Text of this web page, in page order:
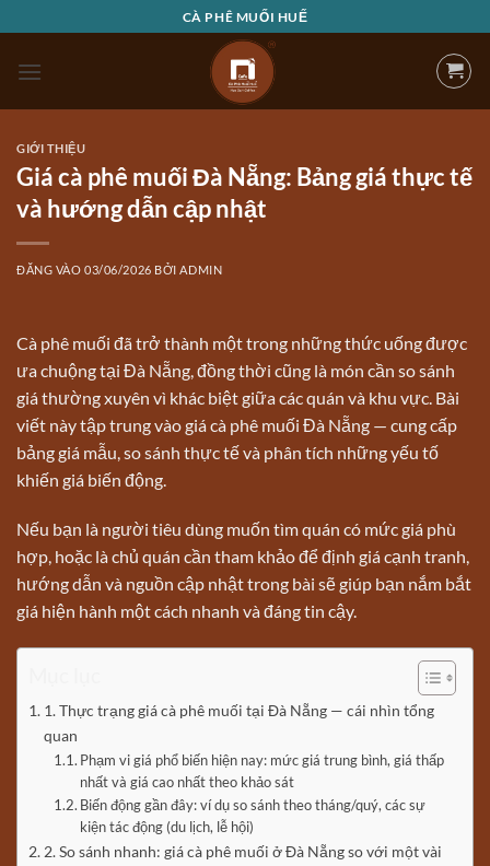
qua
nội
CÀ PHÊ MUỐI HUẾ
GIỚI THIỆU
Giá cà phê muối Đà Nẵng: Bảng giá thực tế
và hướng dẫn cập nhật
ĐĂNG VÀO03/06/2026 BỞI ADMIN
Cà phê muối đã trở thành một trong những thức uống được
ưa chuộng tại Đà Nẵng, đồng thời cũng là món cần so sánh
giá thường xuyên vì khác biệt giữa các quán và khu vực. Bài
viết này tập trung vào giá cà phê muối Đà Nẵng — cung cấp
bảng giá mẫu, so sánh thực tế và phân tích những yếu tố
khiến giá biến động.
Nếu bạn là người tiêu dùng muốn tìm quán có mức giá phù
hợp, hoặc là chủ quán cần tham khảo để định giá cạnh tranh,
hướng dẫn và nguồn cập nhật trong bài sẽ giúp bạn nắm bắt
giá hiện hành một cách nhanh và đáng tin cậy.
1. Thực trạng giá cà phê muối tại Đà Nẵng — cái nhìn tổng
quan
Phạm vi giá phổ biến hiện nay: mức giá trung bình, giá thấp
nhất và giá cao nhất theo khảo sát
Biến động gần đây: ví dụ so sánh theo tháng/quý, các sự
kiện tác động (du lịch, lễ hội)
2. So sánh nhanh: giá cà phê muối ở Đà Nẵng so với một vài